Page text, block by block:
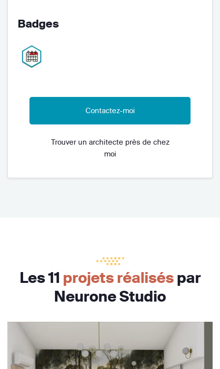
Badges
Contactez-moi
Trouver un architecte près de chez
moi
Les 11 projets réaliséspar
Neurone Studio